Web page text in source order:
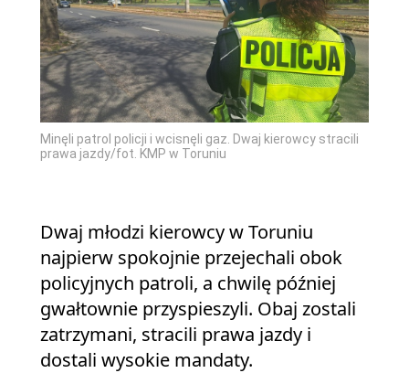
Minęli patrol policji i wcisnęli gaz. Dwaj kierowcy stracili
prawa jazdy/fot. KMP w Toruniu
Dwaj młodzi kierowcy w Toruniu
najpierw spokojnie przejechali obok
policyjnych patroli, a chwilę później
gwałtownie przyspieszyli. Obaj zostali
zatrzymani, stracili prawa jazdy i
dostali wysokie mandaty.